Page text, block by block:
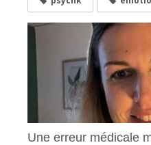
Une erreur médicale